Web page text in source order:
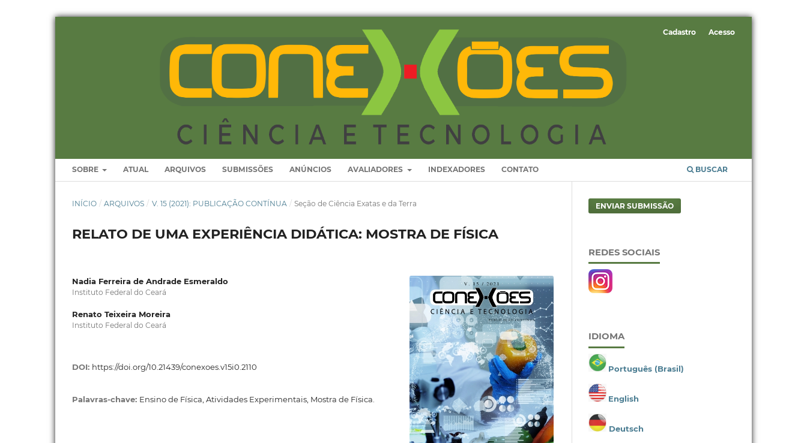
SOBRE ATUAL ARQUIVOS SUBMISSÕES ANÚNCIOS AVALIADORES INDEXADORES CONTATO BUSCAR
Cadastro Acesso
INÍCIO / ARQUIVOS / V. 15 (2021): PUBLICAÇÃO CONTÍNUA / Seção de Ciência Exatas e da Terra
RELATO DE UMA EXPERIÊNCIA DIDÁTICA: MOSTRA DE FÍSICA
Nadia Ferreira de Andrade Esmeraldo
Instituto Federal do Ceará
Renato Teixeira Moreira
Instituto Federal do Ceará
DOI: https://doi.org/10.21439/conexoes.v15i0.2110
Palavras-chave: Ensino de Física, Atividades Experimentais, Mostra de Física.
ENVIAR SUBMISSÃO
REDES SOCIAIS
IDIOMA
Português (Brasil)
English
Deutsch